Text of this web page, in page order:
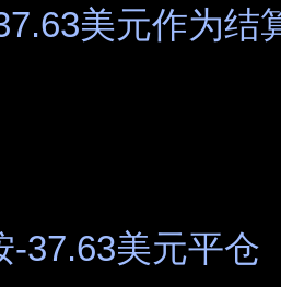
美元作为结
-37.63美元平仓